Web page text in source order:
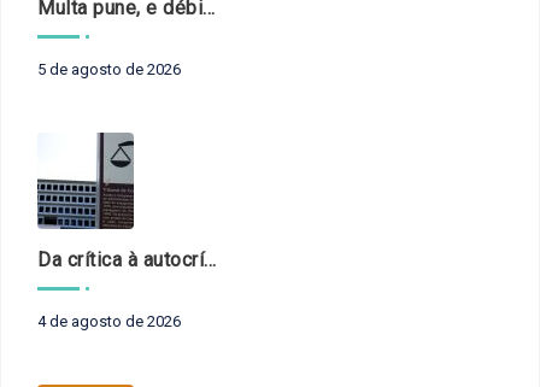
Multa pune, e débito recompõe. § 3º do art. 71 da Constituição: um problema de legística formal
5 de agosto de 2026
Da crítica à autocrítica: Tribunais de Contas sob um novo olhar?
4 de agosto de 2026